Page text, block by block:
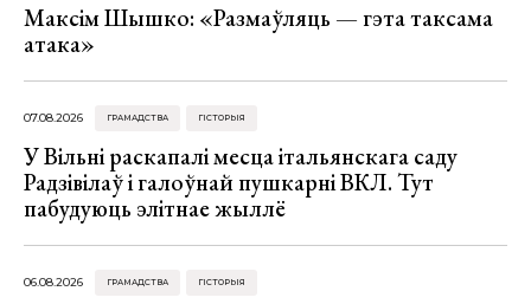
Максім Шышко: «Размаўляць — гэта таксама
атака»
07.08.2026 ГРАМАДСТВА ГІСТОРЫЯ
У Вільні раскапалі месца італьянскага саду
Радзівілаў і галоўнай пушкарні ВКЛ. Тут
пабудуюць элітнае жыллё
06.08.2026 ГРАМАДСТВА ГІСТОРЫЯ